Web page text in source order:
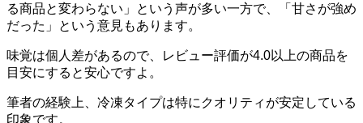
る商品と変わらない」という声が多い一方で、「甘さが強め
だった」という意見もあります。
味覚は個人差があるので、レビュー評価が4.0以上の商品を
目安にすると安心ですよ。
筆者の経験上、冷凍タイプは特にクオリティが安定している
印象です。